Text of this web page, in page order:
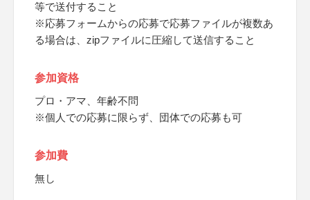
等で送付すること
※応募フォームからの応募で応募ファイルが複数あ
る場合は、zipファイルに圧縮して送信すること
参加資格
プロ・アマ、年齢不問
※個人での応募に限らず、団体での応募も可
参加費
無し